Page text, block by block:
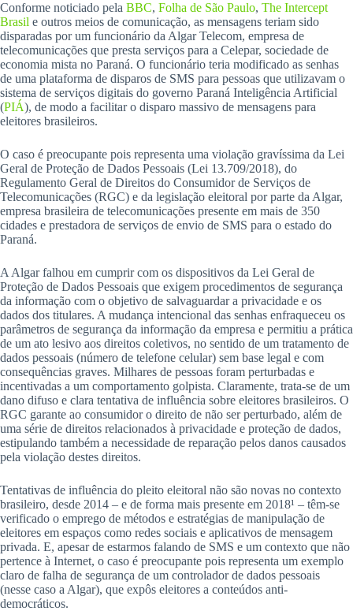
Conforme noticiado pela BBC, Folha de São Paulo, The Intercept
Brasil e outros meios de comunicação, as mensagens teriam sido
disparadas por um funcionário da Algar Telecom, empresa de
telecomunicações que presta serviços para a Celepar, sociedade de
economia mista no Paraná. O funcionário teria modificado as senhas
de uma plataforma de disparos de SMS para pessoas que utilizavam o
sistema de serviços digitais do governo Paraná Inteligência Artificial
(PIÁ), de modo a facilitar o disparo massivo de mensagens para
eleitores brasileiros.
O caso é preocupante pois representa uma violação gravíssima da Lei
Geral de Proteção de Dados Pessoais (Lei 13.709/2018), do
Regulamento Geral de Direitos do Consumidor de Serviços de
Telecomunicações (RGC) e da legislação eleitoral por parte da Algar,
empresa brasileira de telecomunicações presente em mais de 350
cidades e prestadora de serviços de envio de SMS para o estado do
Paraná.
A Algar falhou em cumprir com os dispositivos da Lei Geral de
Proteção de Dados Pessoais que exigem procedimentos de segurança
da informação com o objetivo de salvaguardar a privacidade e os
dados dos titulares. A mudança intencional das senhas enfraqueceu os
parâmetros de segurança da informação da empresa e permitiu a prática
de um ato lesivo aos direitos coletivos, no sentido de um tratamento de
dados pessoais (número de telefone celular) sem base legal e com
consequências graves. Milhares de pessoas foram perturbadas e
incentivadas a um comportamento golpista. Claramente, trata-se de um
dano difuso e clara tentativa de influência sobre eleitores brasileiros. O
RGC garante ao consumidor o direito de não ser perturbado, além de
uma série de direitos relacionados à privacidade e proteção de dados,
estipulando também a necessidade de reparação pelos danos causados
pela violação destes direitos.
Tentativas de influência do pleito eleitoral não são novas no contexto
brasileiro, desde 2014 – e de forma mais presente em 2018¹ – têm-se
verificado o emprego de métodos e estratégias de manipulação de
eleitores em espaços como redes sociais e aplicativos de mensagem
privada. E, apesar de estarmos falando de SMS e um contexto que não
pertence à Internet, o caso é preocupante pois representa um exemplo
claro de falha de segurança de um controlador de dados pessoais
(nesse caso a Algar), que expôs eleitores a conteúdos anti-
democráticos.